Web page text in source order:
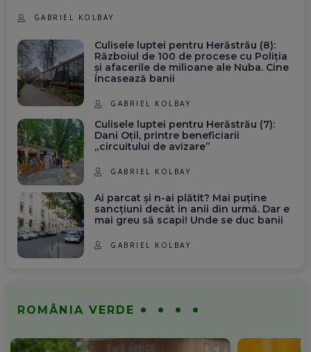
GABRIEL KOLBAY
Culisele luptei pentru Herăstrău (8):
Războiul de 100 de procese cu Poliția
și afacerile de milioane ale Nuba. Cine
încasează banii
GABRIEL KOLBAY
Culisele luptei pentru Herăstrău (7):
Dani Oțil, printre beneficiarii
„circuitului de avizare”
GABRIEL KOLBAY
Ai parcat și n-ai plătit? Mai puține
sancțiuni decât în anii din urmă. Dar e
mai greu să scapi! Unde se duc banii
GABRIEL KOLBAY
ROMÂNIA VERDE